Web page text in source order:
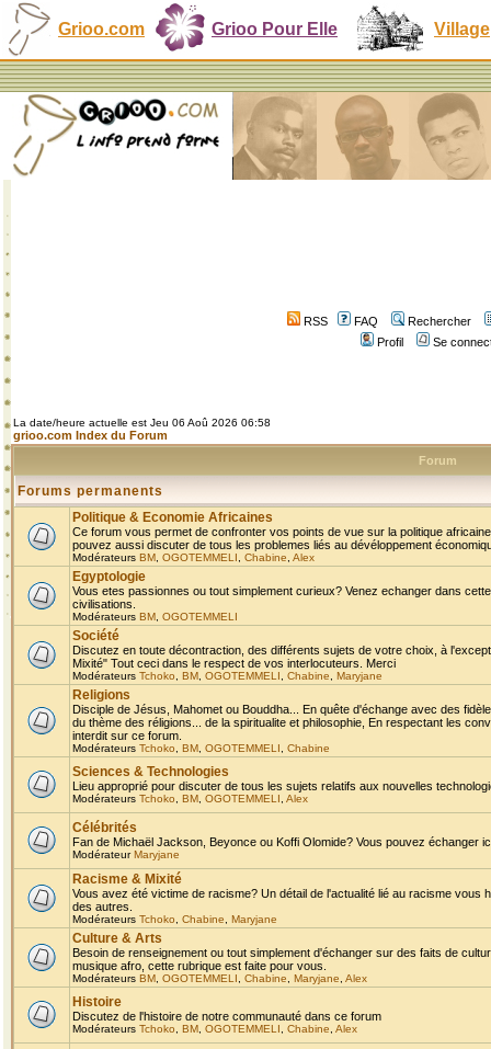
Grioo.com Grioo Pour Elle Village
RSS FAQ
Rechercher
Profil
Se
La date/heure actuelle est Jeu 06 Aoû 2026 06:58
grioo.com Index du Forum
Forum
Forums permanents
Politique & Economie Africaines
Ce forum vous permet de confronter vos points de vue sur la politique
pouvez aussi discuter de tous les problemes liés au dévéloppement
Modérateurs BM OGOTEMMELI Chabine Alex
Egyptologie
Vous etes passionnes ou tout simplement curieux? Venez echanger dans
civilisations.
Modérateurs BM OGOTEMMELI
Société
Discutez en toute décontraction, des différents sujets de votre choix, à
Mixité" Tout ceci dans le respect de vos interlocuteurs. Merci
Modérateurs Tchoko BM OGOTEMMELI Chabine Maryjane
Religions
Disciple de Jésus, Mahomet ou Bouddha... En quête d'échange avec des
du thème des réligions... de la spiritualite et philosophie, En respectant les
interdit sur ce forum.
Modérateurs Tchoko BM OGOTEMMELI Chabine
Sciences & Technologies
Lieu approprié pour discuter de tous les sujets relatifs aux nouvelles
Modérateurs Tchoko BM OGOTEMMELI Alex
Célébrités
Fan de Michaël Jackson, Beyonce ou Koffi Olomide? Vous pouvez échanger
ModérateurMaryjane
Racisme & Mixité
Vous avez été victime de racisme? Un détail de l'actualité lié au racisme
des autres.
Modérateurs Tchoko Chabine Maryjane
Culture & Arts
Besoin de renseignement ou tout simplement d'échanger sur des faits de
musique afro, cette rubrique est faite pour vous.
Modérateurs BM OGOTEMMELI Chabine Maryjane Alex
Histoire
Discutez de l'histoire de notre communauté dans ce forum
Modérateurs Tchoko BM OGOTEMMELI Chabine Alex